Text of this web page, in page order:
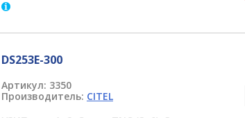
DS253E-300
Артикул: 3350
Производитель: CITEL